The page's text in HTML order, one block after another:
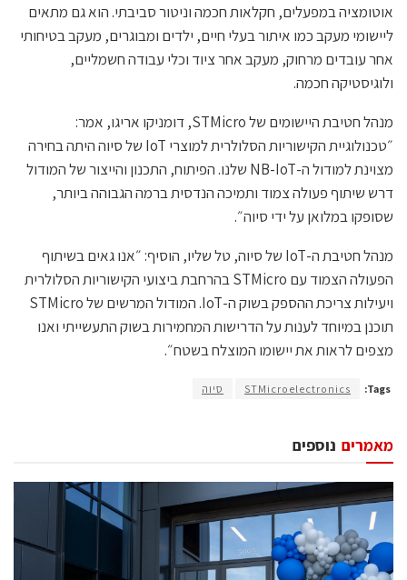
אוטומציה במפעלים, חקלאות חכמה וניטור סביבתי. הוא גם מתאים
ליישומי מעקב כמו איתור בעלי חיים, ילדים ומבוגרים, מעקב בטיחותי
אחר עובדים מרחוק, מעקב אחר ציוד וכלי עבודה חשמליים,
ולוגיסטיקה חכמה.
מנהל חטיבת היישומים של STMicro, דומניקו אריגו, אמר:
״טכנולוגיית הקישוריות הסלולרית למוצרי IoT של סיוה היתה בחירה
מצוינת למודול ה-NB-IoT שלנו. הפיתוח, התכנון והייצור של המודול
דרש שיתוף פעולה צמוד ותמיכה הנדסית ברמה הגבוהה ביותר,
שסופקו במלואן על ידי סיוה״.
מנהל חטיבת ה-IoT של סיוה, טל שליו, הוסיף: ״אנו גאים בשיתוף
הפעולה הצמוד עם STMicro בהרחבת ביצועי הקישוריות הסלולרית
ויעילות צריכת ההספק בשוק ה-IoT. המודול המרשים של STMicro
תוכנן במיוחד לענות על הדרישות המחמירות בשוק התעשייתי ואנו
מצפים לראות את יישומו המוצלח בשטח״.
Tags:
STMicroelectronics סיוה
נוספים מאמרים